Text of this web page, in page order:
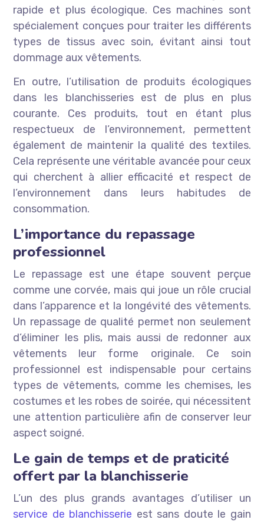
rapide et plus écologique. Ces machines sont
spécialement conçues pour traiter les différents
types de tissus avec soin, évitant ainsi tout
dommage aux vêtements.
En outre, l’utilisation de produits écologiques
dans les blanchisseries est de plus en plus
courante. Ces produits, tout en étant plus
respectueux de l’environnement, permettent
également de maintenir la qualité des textiles.
Cela représente une véritable avancée pour ceux
qui cherchent à allier efficacité et respect de
l’environnement dans leurs habitudes de
consommation.
L’importance du repassage
professionnel
Le repassage est une étape souvent perçue
comme une corvée, mais qui joue un rôle crucial
dans l’apparence et la longévité des vêtements.
Un repassage de qualité permet non seulement
d’éliminer les plis, mais aussi de redonner aux
vêtements leur forme originale. Ce soin
professionnel est indispensable pour certains
types de vêtements, comme les chemises, les
costumes et les robes de soirée, qui nécessitent
une attention particulière afin de conserver leur
aspect soigné.
Le gain de temps et de praticité
offert par la blanchisserie
L’un des plus grands avantages d’utiliser un
service de blanchisserie est sans doute le gain